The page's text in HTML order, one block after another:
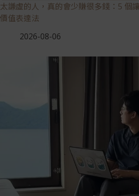
太謙虛的人，真的會少賺很多錢：5 個
價值表達法
2026-08-06